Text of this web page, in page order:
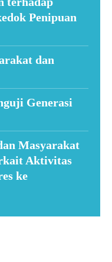
Penipuan
dan
Generasi
Masyarakat
Aktivitas
ke